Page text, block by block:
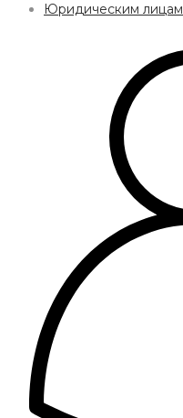
Юридическим лицам